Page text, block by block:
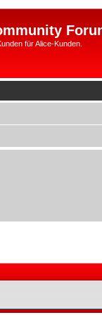
für Alice-Kunden.